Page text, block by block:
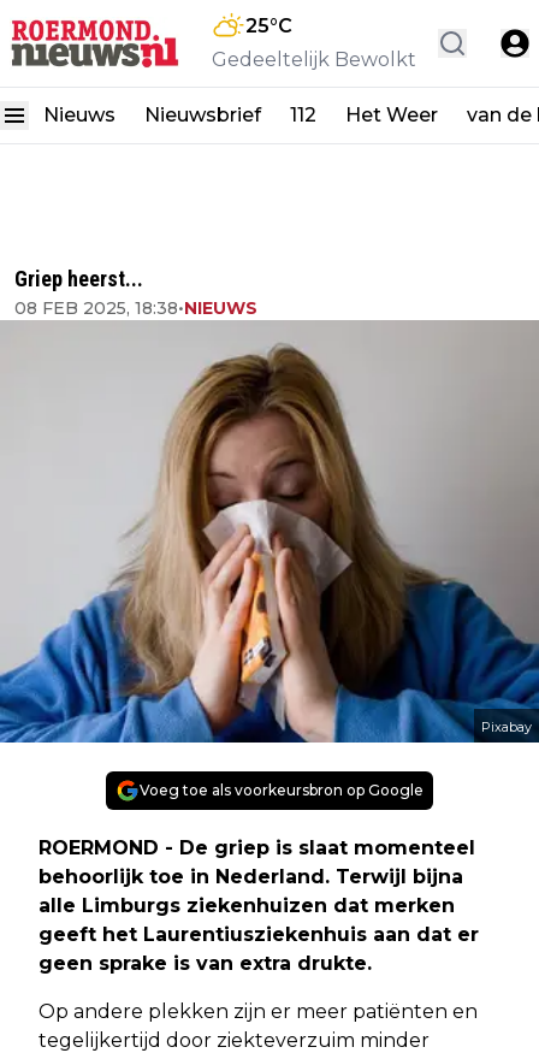
25°C
Gedeeltelijk Bewolkt
Nieuws Nieuwsbrief 112 Het Weer van de
Griep heerst...
08 FEB 2025, 18:38•NIEUWS
Pixabay
Voeg toe als voorkeursbron op Google
ROERMOND - De griep is slaat momenteel
behoorlijk toe in Nederland. Terwijl bijna
alle Limburgs ziekenhuizen dat merken
geeft het Laurentiusziekenhuis aan dat er
geen sprake is van extra drukte.
Op andere plekken zijn er meer patiënten en
tegelijkertijd door ziekteverzuim minder